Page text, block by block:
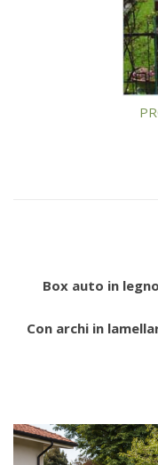
Box auto in
Con archi in